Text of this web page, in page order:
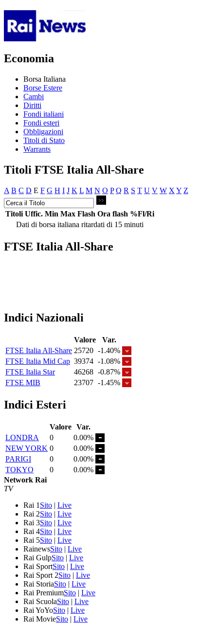
Economia
Borsa Italiana
Borse Estere
Cambi
Diritti
Fondi italiani
Fondi esteri
Obbligazioni
Titoli di Stato
Warrants
Titoli FTSE Italia All-Share
A B C D E F G H I J K L M N O P Q R S T U V W X Y Z
Titoli Uffic. Min Max Flash Ora flash %Fl/Ri
Dati di borsa italiana ritardati di 15 minuti
FTSE Italia All-Share
Indici Nazionali
Valore
Var.
FTSE Italia All-Share 25720 -1.40%
FTSE Italia Mid Cap 39374 -1.08%
FTSE Italia Star
46268 -0.87%
FTSE MIB
23707 -1.45%
Indici Esteri
Valore Var.
LONDRA
0
0.00%
NEW YORK 0
0.00%
PARIGI
0
0.00%
TOKYO
0
0.00%
Network Rai
TV
Rai 1 Sito | Live
Rai 2Sito | Live
Rai 3Sito | Live
Rai 4Sito | Live
Rai 5Sito | Live
RainewsSito | Live
Rai GulpSito | Live
Rai SportSito | Live
Rai Sport 2Sito | Live
Rai StoriaSito | Live
Rai PremiumSito | Live
Rai ScuolaSito | Live
Rai YoYoSito | Live
Rai MovieSito | Live